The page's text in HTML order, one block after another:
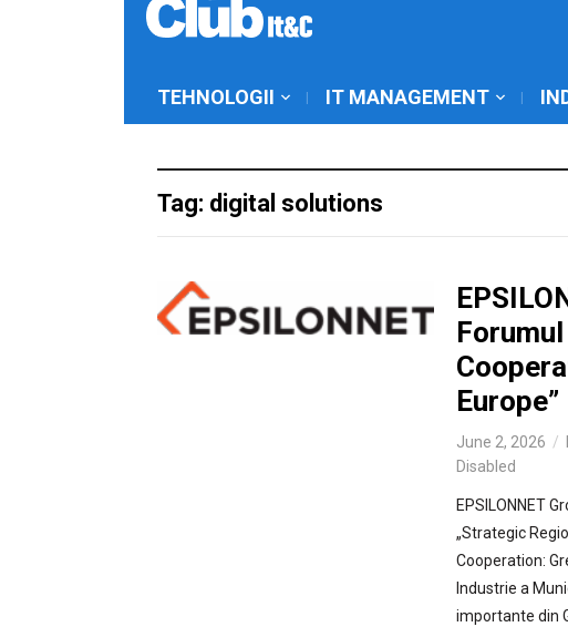
TEHNOLOGII IT MANAGEMENT
Tag: digital solutions
Europe”
June 2, 2026
Disabled
EPSILONNET
„Strategic
Cooperation:
Industrie a
importante din